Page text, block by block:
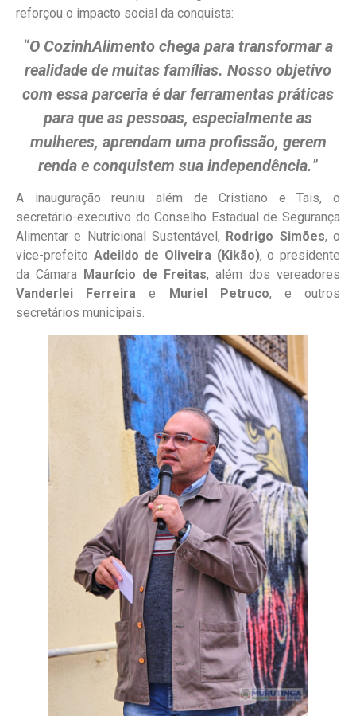
reforçou o impacto social da conquista:
“O CozinhAlimento chega para transformar a
realidade de muitas famílias. Nosso objetivo
com essa parceria é dar ferramentas práticas
para que as pessoas, especialmente as
mulheres, aprendam uma profissão, gerem
renda e conquistem sua independência.”
A inauguração reuniu além de Cristiano e Tais, o
secretário-executivo do Conselho Estadual de Segurança
Alimentar e Nutricional Sustentável, Rodrigo Simões, o
vice-prefeito Adeildo de Oliveira (Kikão), o presidente
da Câmara Maurício de Freitas, além dos vereadores
Vanderlei Ferreira e Muriel Petruco, e outros
secretários municipais.